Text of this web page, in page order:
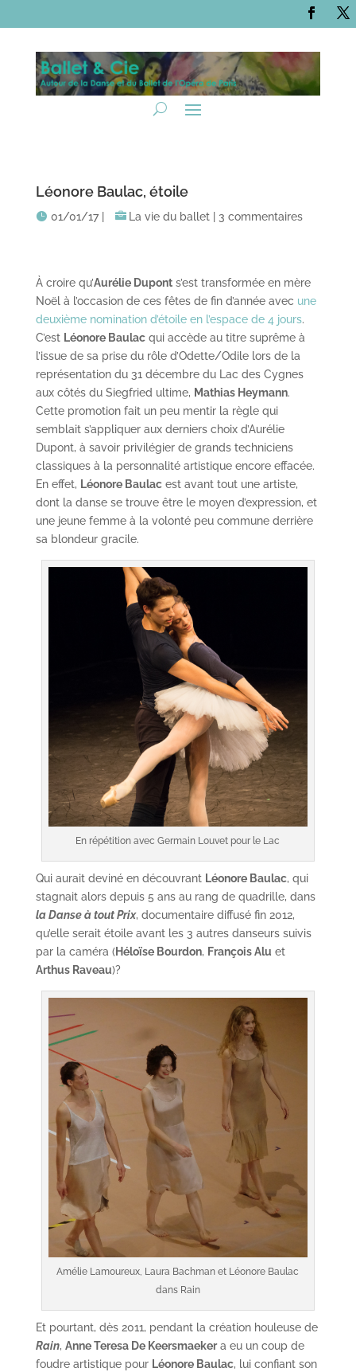
Léonore Baulac, étoile
01/01/17| La vie du ballet| 3 commentaires
À croire qu’Aurélie Duponts’est transformée en mère
Noël à l’occasion de ces fêtes de fin d’année avec une
deuxième nomination d’étoile en l’espace de 4 jours.
C’est Léonore Baulacqui accède au titre suprême à
l’issue de sa prise du rôle d’Odette/Odile lors de la
représentation du 31 décembre du Lac des Cygnes
aux côtés du Siegfried ultime, Mathias Heymann.
Cette promotion fait un peu mentir la règle qui
semblait s’appliquer aux derniers choix d’Aurélie
Dupont, à savoir privilégier de grands techniciens
classiques à la personnalité artistique encore effacée.
En effet, Léonore Baulacest avant tout une artiste,
dont la danse se trouve être le moyen d’expression, et
une jeune femme à la volonté peu commune derrière
sa blondeur gracile.
En répétition avec Germain Louvet pour le Lac
Qui aurait deviné en découvrant Léonore Baulac, qui
stagnait alors depuis 5 ans au rang de quadrille, dans
la Danse à tout Prix, documentaire diffusé fin 2012,
qu’elle serait étoile avant les 3 autres danseurs suivis
par la caméra (Héloïse Bourdon, François Alu et
Arthus Raveau)?
Amélie Lamoureux, Laura Bachman et Léonore Baulac
dans Rain
Et pourtant, dès 2011, pendant la création houleuse de
Rain, Anne Teresa De Keersmaekera eu un coup de
foudre artistique pour Léonore Baulac, lui confiant son